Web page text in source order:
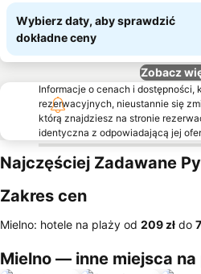
Wybierz daty, aby sprawdzić
dokładne ceny
Zobacz
Informacje o cenach i dostępności,
rezerwacyjnych, nieustannie się
którą znajdziesz na stronie
identyczna z odpowiadającą jej
Najczęściej Zadawane
Zakres cen
Mielno: hotele na plaży od ‎209 zł do
Mielno — inne miejsca